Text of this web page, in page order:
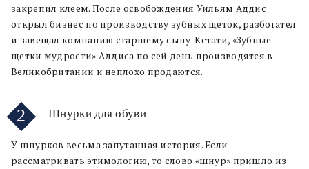
закрепил клеем. После освобождения Уильям Аддис
открыл бизнес по производству зубных щеток, разбогател
и завещал компанию старшему сыну. Кстати, «Зубные
щетки мудрости» Аддиса по сей день производятся в
Великобритании и неплохо продаются.
2 Шнурки для обуви
У шнурков весьма запутанная история. Если
рассматривать этимологию, то слово «шнур» пришло из